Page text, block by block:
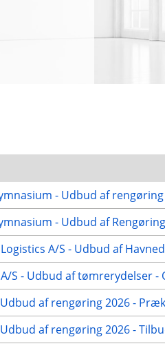
- Udbud af
- Udbud af
A/S - Udbud af
S - Udbud af tømrerydelser
af rengøring 2026 -
af rengøring 2026 -